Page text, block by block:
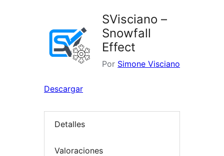
SVisciano –
Snowfall
Effect
Por Simone Visciano
Descargar
Detalles
Valoraciones